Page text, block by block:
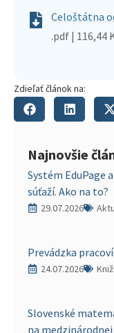
Celoštátna
.pdf | 116,44
Zdieľať článok na:
Najnovšie
Systém EduPage
súťaží. Ako na to?
29.07.2026
Prevádzka
24.07.2026
Slovenské
na